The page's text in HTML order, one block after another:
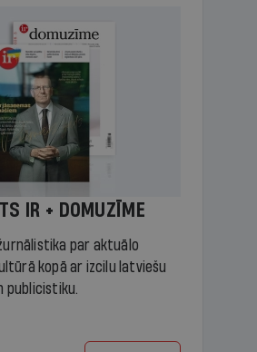
IR + DOMUZĪME
par aktuālo
kopā ar izcilu latviešu
publicistiku.